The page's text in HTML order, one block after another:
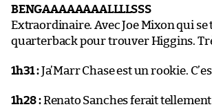
BENGAAAAAAAALLLLSSS
Extraordinaire. Avec Joe Mixon qui
quarterback pour trouver Higgins.
1h31 :Ja’Marr Chase est un rookie.
1h28 :Renato Sanches ferait